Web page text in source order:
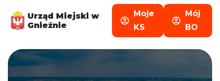
Urząd Miejski w
Gnieźnie
Moje
KS
Mój
BO